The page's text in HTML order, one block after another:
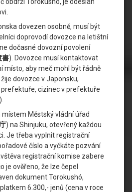
dovezen osobně, musí být
doprovodí dovozce na letištní
dočasné dovozní povolení
書). Dovozce musí kontaktovat
místo, aby meč mohl být řádně
dovozce v Japonsku,
cizinec v prefektuře
Městský vládní úřad
) na Shinjuku, otevřený každou
Je třeba vyplnit registrační
číslo a vyčkáte pozvání
registrační komise zabere
je ověřeno, že lze čepel
dokument Torokushó,
6.300,- jenů (cena v roce